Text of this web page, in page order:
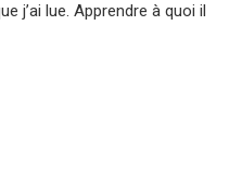
j’ai lue. Apprendre à quoi il